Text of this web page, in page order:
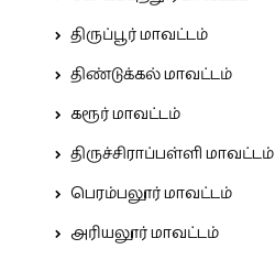
திருப்பூர் மாவட்டம்
திண்டுக்கல் மாவட்டம்
கரூர் மாவட்டம்
திருச்சிராப்பள்ளி மாவட்டம்
பெரம்பலூர் மாவட்டம்
அரியலூர் மாவட்டம்